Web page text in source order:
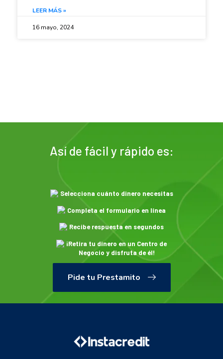
LEER MÁS »
16 mayo, 2024
Así de fácil y rápido es:
Selecciona cuánto dinero necesitas
Completa el formulario en línea
Recibe respuesta en segundos
¡Retira tu dinero en un Centro de
Negocio y disfruta de él!
Pide tu Prestamito